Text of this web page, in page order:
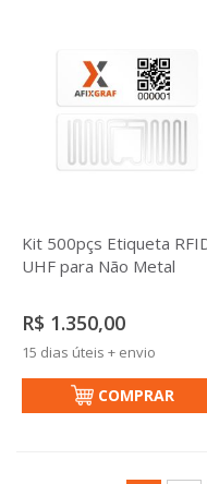
Kit 500pçs Etiqueta
UHF para Não Metal
R$ 1.350,00
15 dias úteis + envio
COMPRAR